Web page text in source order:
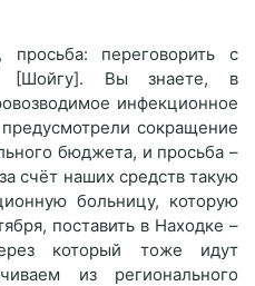
переговорить с
[Шойгу]. Вы знаете, в
инфекционное
сокращение
бюджета, и просьба –
счёт наших средств такую
больницу, которую
поставить в Находке –
который тоже идут
из регионального